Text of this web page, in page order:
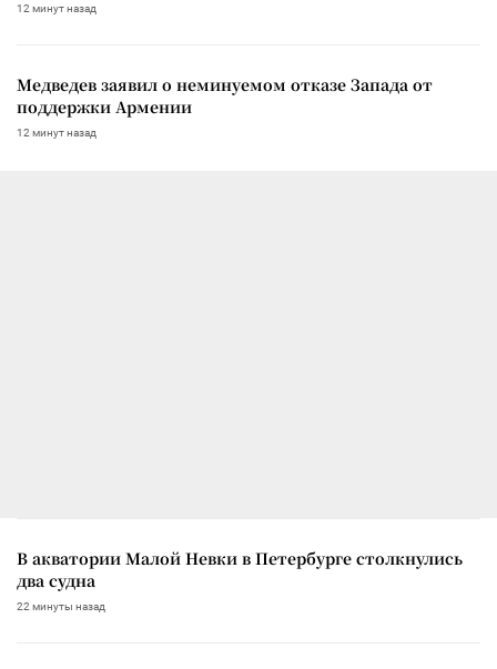
12 минут назад
Медведев заявил о неминуемом отказе Запада от
поддержки Армении
12 минут назад
В акватории Малой Невки в Петербурге столкнулись
два судна
22 минуты назад